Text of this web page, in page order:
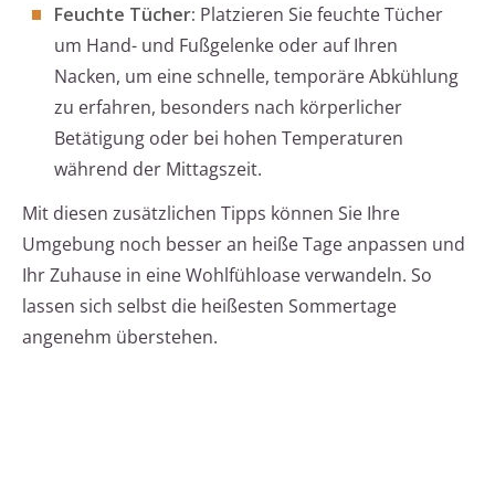
Feuchte Tücher: Platzieren Sie feuchte Tücher
um Hand- und Fußgelenke oder auf Ihren
Nacken, um eine schnelle, temporäre Abkühlung
zu erfahren, besonders nach körperlicher
Betätigung oder bei hohen Temperaturen
während der Mittagszeit.
Mit diesen zusätzlichen Tipps können Sie Ihre
Umgebung noch besser an heiße Tage anpassen und
Ihr Zuhause in eine Wohlfühloase verwandeln. So
lassen sich selbst die heißesten Sommertage
angenehm überstehen.